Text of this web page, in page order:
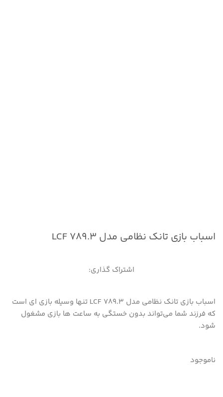
اسباب بازی تانک نظامی مدل LCF 789.3
اشتراک گذاری:
اسباب بازی تانک نظامی مدل LCF 789.3 تنها وسیله بازی ای است
که فرزند شما می‌تواند بدون خستگی به ساعت ها بازی مشغول
شود.
ناموجود